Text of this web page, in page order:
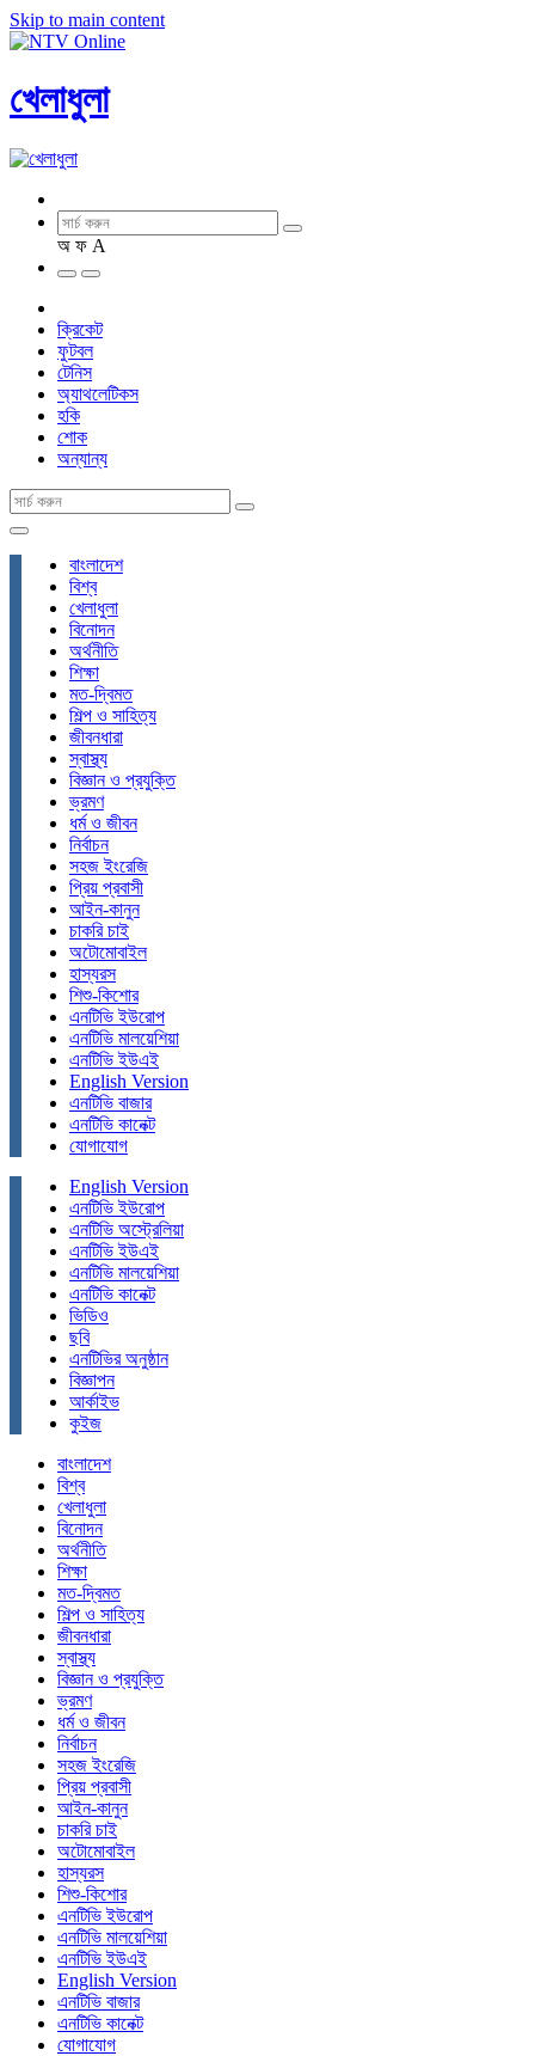
Skip to main content
খেলাধুলা
অ ফ A
ক্রিকেট
ফুটবল
টেনিস
অ্যাথলেটিকস
হকি
শোক
অন্যান্য
বাংলাদেশ
বিশ্ব
খেলাধুলা
বিনোদন
অর্থনীতি
শিক্ষা
মত-দ্বিমত
শিল্প ও সাহিত্য
জীবনধারা
স্বাস্থ্য
বিজ্ঞান ও প্রযুক্তি
ভ্রমণ
ধর্ম ও জীবন
নির্বাচন
সহজ ইংরেজি
প্রিয় প্রবাসী
আইন-কানুন
চাকরি চাই
অটোমোবাইল
হাস্যরস
শিশু-কিশোর
এনটিভি ইউরোপ
এনটিভি মালয়েশিয়া
এনটিভি ইউএই
English Version
এনটিভি বাজার
এনটিভি কানেক্ট
যোগাযোগ
English Version
এনটিভি ইউরোপ
এনটিভি অস্ট্রেলিয়া
এনটিভি ইউএই
এনটিভি মালয়েশিয়া
এনটিভি কানেক্ট
ভিডিও
ছবি
এনটিভির অনুষ্ঠান
বিজ্ঞাপন
আর্কাইভ
কুইজ
বাংলাদেশ
বিশ্ব
খেলাধুলা
বিনোদন
অর্থনীতি
শিক্ষা
মত-দ্বিমত
শিল্প ও সাহিত্য
জীবনধারা
স্বাস্থ্য
বিজ্ঞান ও প্রযুক্তি
ভ্রমণ
ধর্ম ও জীবন
নির্বাচন
সহজ ইংরেজি
প্রিয় প্রবাসী
আইন-কানুন
চাকরি চাই
অটোমোবাইল
হাস্যরস
শিশু-কিশোর
এনটিভি ইউরোপ
এনটিভি মালয়েশিয়া
এনটিভি ইউএই
English Version
এনটিভি বাজার
এনটিভি কানেক্ট
যোগাযোগ